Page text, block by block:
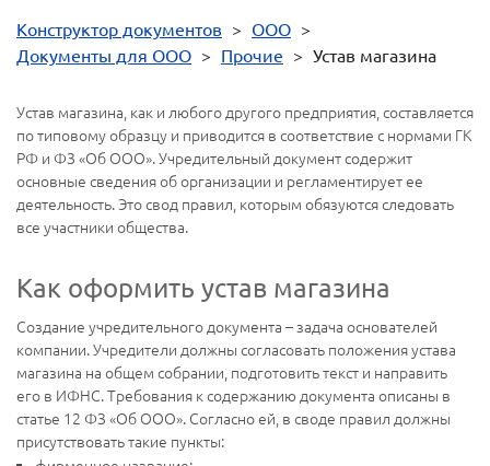
Конструктор документов > ООО >
Документы для ООО > Прочие > Устав магазина
Устав магазина, как и любого другого предприятия, составляется
по типовому образцу и приводится в соответствие с нормами ГК
РФ и ФЗ «Об ООО». Учредительный документ содержит
основные сведения об организации и регламентирует ее
деятельность. Это свод правил, которым обязуются следовать
все участники общества.
Как оформить устав магазина
Создание учредительного документа – задача основателей
компании. Учредители должны согласовать положения устава
магазина на общем собрании, подготовить текст и направить
его в ИФНС. Требования к содержанию документа описаны в
статье 12 ФЗ «Об ООО». Согласно ей, в своде правил должны
присутствовать такие пункты: